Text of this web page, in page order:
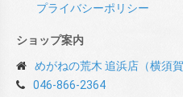
プライバシーポリシー
ショップ案内
めがねの荒木 追浜店（横須
046-866-2364